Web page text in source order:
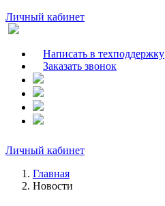
Личный кабинет
Написать в техподдержку
Заказать звонок
Личный кабинет
Главная
Новости